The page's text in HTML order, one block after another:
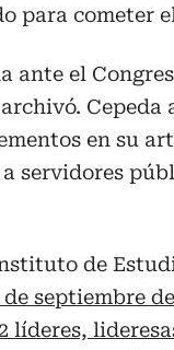
para cometer
el
Cepeda
en su
servidores
de
de septiembre
líderes,